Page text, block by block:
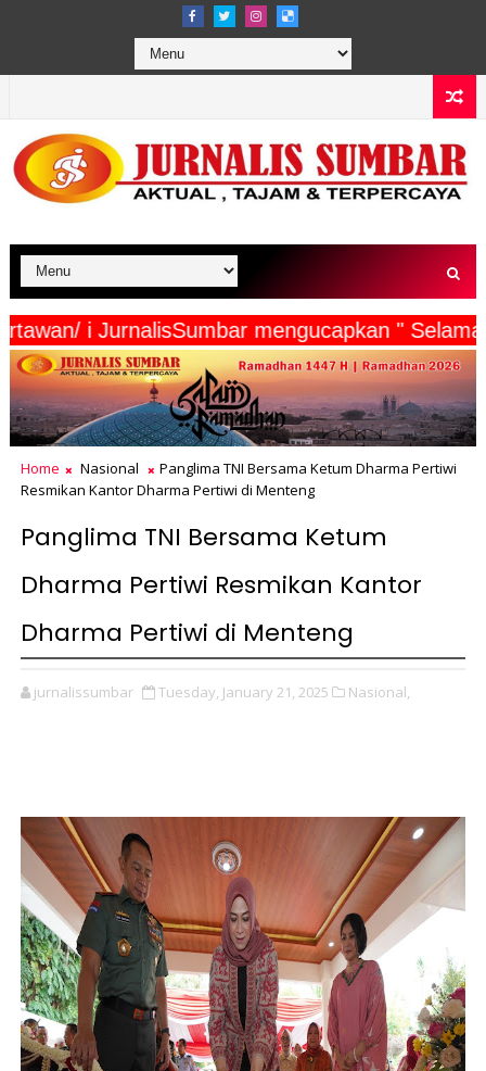
Wartawan/ i JurnalisSumbar mengucapkan "
Home Nasional
Panglima TNI Bersama Ketum Dharma Pertiwi
Resmikan Kantor Dharma Pertiwi di Menteng
Panglima TNI Bersama Ketum
Dharma Pertiwi Resmikan Kantor
Dharma Pertiwi di Menteng
jurnalissumbar Tuesday, January 21, 2025 Nasional,